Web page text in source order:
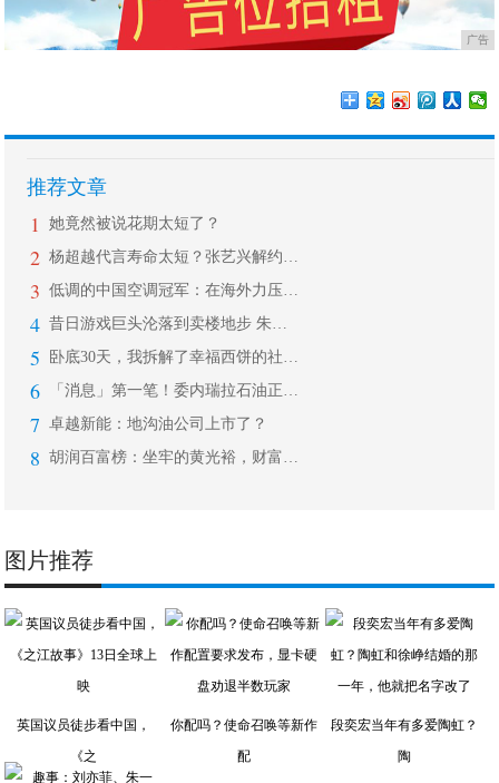
广告
推荐文章
1 她竟然被说花期太短了？
2 杨超越代言寿命太短？张艺兴解约杨天真
3 低调的中国空调冠军：在海外力压格力美
4 昔日游戏巨头沦落到卖楼地步 朱俊也想
5 卧底30天，我拆解了幸福西饼的社群玩
6 「消息」第一笔！委内瑞拉石油正式使用
7 卓越新能：地沟油公司上市了？
8 胡润百富榜：坐牢的黄光裕，财富超过潘
图片推荐
英国议员徒步看中国，
《之
你配吗？使命召唤等新作
配
段奕宏当年有多爱陶虹？
陶